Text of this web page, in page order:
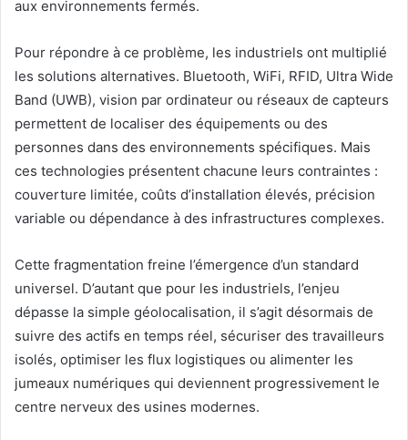
aux environnements fermés.
Pour répondre à ce problème, les industriels ont multiplié
les solutions alternatives. Bluetooth, WiFi, RFID, Ultra Wide
Band (UWB), vision par ordinateur ou réseaux de capteurs
permettent de localiser des équipements ou des
personnes dans des environnements spécifiques. Mais
ces technologies présentent chacune leurs contraintes :
couverture limitée, coûts d’installation élevés, précision
variable ou dépendance à des infrastructures complexes.
Cette fragmentation freine l’émergence d’un standard
universel. D’autant que pour les industriels, l’enjeu
dépasse la simple géolocalisation, il s’agit désormais de
suivre des actifs en temps réel, sécuriser des travailleurs
isolés, optimiser les flux logistiques ou alimenter les
jumeaux numériques qui deviennent progressivement le
centre nerveux des usines modernes.